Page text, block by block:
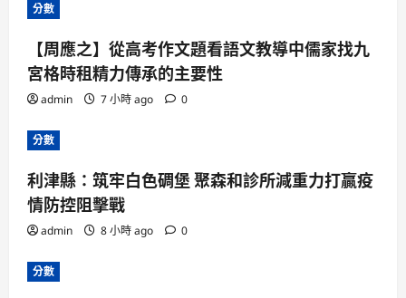
分數
【周應之】從高考作文題看語文教導中儒家找九
宮格時租精力傳承的主要性
admin 7 小時 ago 0
分數
利津縣：筑牢白色碉堡 聚森和診所減重力打贏疫
情防控阻擊戰
admin 8 小時 ago 0
分數